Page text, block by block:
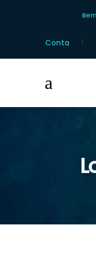
Conta